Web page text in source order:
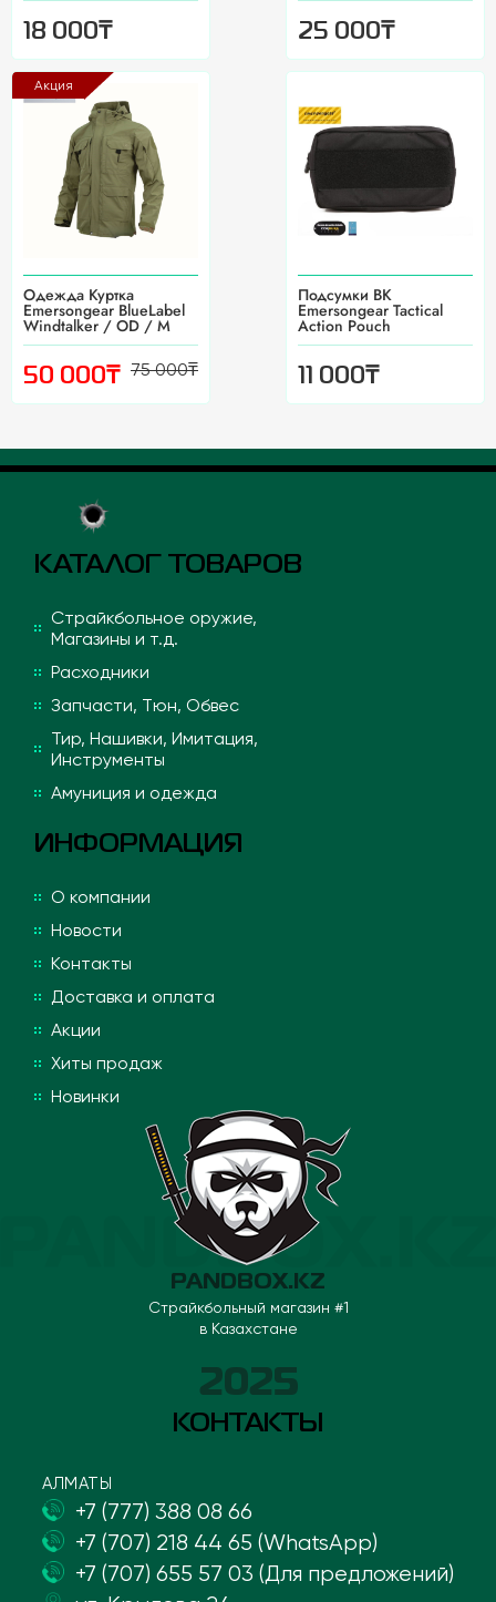
18 000₸ 25 000₸
Одежда Куртка
Emersongear BlueLabel
Windtalker / OD / M
50 000₸ 75 000₸
Акция
Подсумки BK
Emersongear Tactical
Action Pouch
11 000₸
КАТАЛОГ ТОВАРОВ
Страйкбольное оружие,
Магазины и т.д.
Расходники
Запчасти, Тюн, Обвес
Тир, Нашивки, Имитация,
Инструменты
Амуниция и одежда
ИНФОРМАЦИЯ
О компании
Новости
Контакты
Доставка и оплата
Акции
Хиты продаж
Новинки
PANDBOX.KZ
Страйкбольный магазин #1
в Казахстане
2025
КОНТАКТЫ
АЛМАТЫ
+7 (777) 388 08 66
+7 (707) 218 44 65 (WhatsApp)
+7 (707) 655 57 03 (Для предложений)